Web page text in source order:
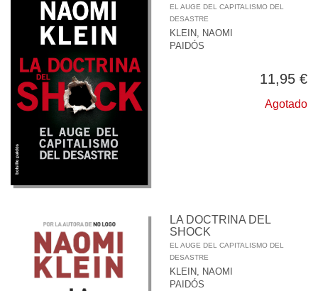
EL AUGE DEL CAPITALISMO DEL
DESASTRE
KLEIN, NAOMI
PAIDÓS
11,95 €
Agotado
LA DOCTRINA DEL
SHOCK
EL AUGE DEL CAPITALISMO DEL
DESASTRE
KLEIN, NAOMI
PAIDÓS